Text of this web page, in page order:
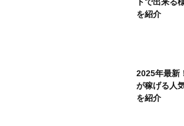
を紹介
2025年最新
が稼げる人
を紹介